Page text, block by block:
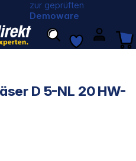
zur geprüften
Demoware
D 5-NL 20 HW-